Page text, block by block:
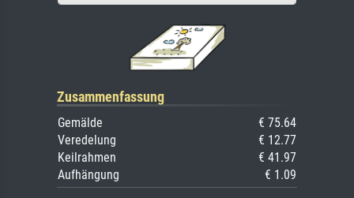
Zusammenfassung
Gemälde
€ 75.64
Veredelung
€ 12.77
Keilrahmen
€ 41.97
Aufhängung
€ 1.09